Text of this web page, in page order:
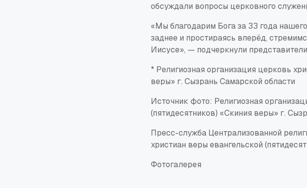
обсуждали вопросы церковного
«Мы благодарим Бога за 33 года
заднее и простираясь вперёд,
Иисусе», — подчеркнули
* Религиозная организация церковь
веры» г. Сызрань Самарской области
Источник фото: Религиозная
(пятидесятников) «Скиния веры» г.
Пресс-служба Централизованной
христиан веры евангельской
Фотогалерея